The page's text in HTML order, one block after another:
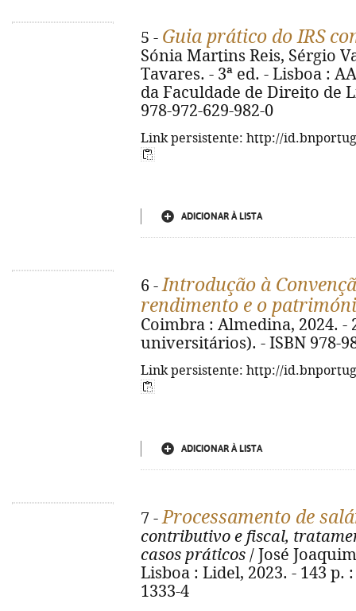
5 - Guia prático do IRS
Sónia Martins Reis, Sérgio
Tavares. - 3ª ed. - Lisboa :
da Faculdade de Direito de
978-972-629-982-0
Link persistente: http://
ADICIONAR À LISTA
6 -Introdução à
rendimento e o
Coimbra : Almedina, 2024. -
universitários). - ISBN 978-
Link persistente: http://
ADICIONAR À LISTA
7 -Processamento de
contributivo e fiscal,
casos práticos / José
Lisboa : Lidel, 2023. - 143 p.
1333-4